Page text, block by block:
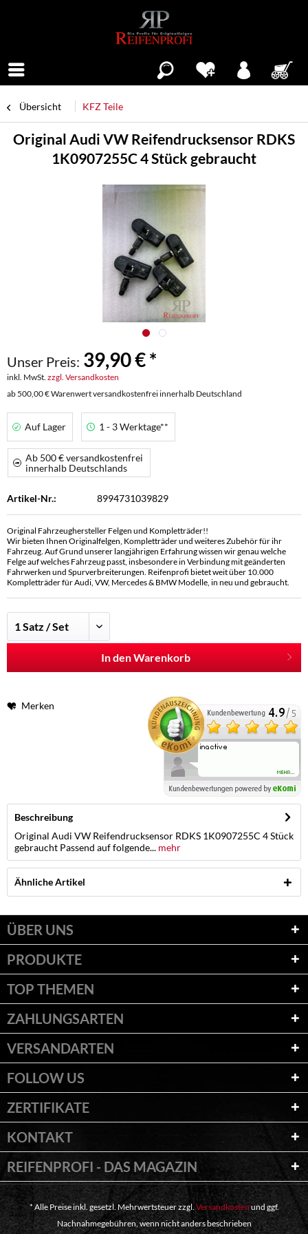
Übersicht KFZ Teile
Original Audi VW Reifendrucksensor RDKS
1K0907255C 4 Stück gebraucht
Unser Preis: 39,90 € *
inkl. MwSt. zzgl. Versandkosten
ab 500,00 € Warenwert versandkostenfrei innerhalb Deutschland
Auf Lager 1 - 3 Werktage**
Ab 500 € versandkostenfrei
innerhalb Deutschlands
Artikel-Nr.: 8994731039829
Original Fahrzeughersteller Felgen und Kompletträder!!
Wir bieten Ihnen Originalfelgen, Kompletträder und weiteres Zubehör für ihr
Fahrzeug. Auf Grund unserer langjährigen Erfahrung wissen wir genau welche
Felge auf welches Fahrzeug passt, insbesondere in Verbindung mit geänderten
Fahrwerken und Spurverbreiterungen. Reifenprofi bietet weit über 10.000
Kompletträder für Audi, VW, Mercedes & BMW Modelle, in neu und gebraucht.
In den Warenkorb
Merken
Beschreibung
Original Audi VW Reifendrucksensor RDKS 1K0907255C 4 Stück
gebraucht Passend auf folgende... mehr
Ähnliche Artikel
ÜBER UNS
PRODUKTE
TOP THEMEN
ZAHLUNGSARTEN
VERSANDARTEN
FOLLOW US
ZERTIFIKATE
KONTAKT
REIFENPROFI - DAS MAGAZIN
* Alle Preise inkl. gesetzl. Mehrwertsteuer zzgl.Versandkosten und ggf.
Nachnahmegebühren, wenn nicht anders beschrieben